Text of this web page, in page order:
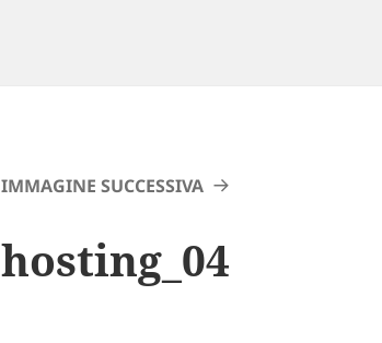
IMMAGINE SUCCESSIVA
hosting_04